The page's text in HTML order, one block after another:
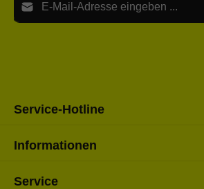
Service-Hotline
Informationen
Service